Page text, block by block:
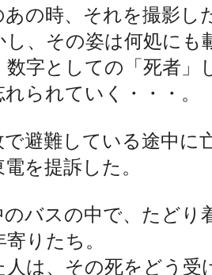
あの時、それを撮影
し、その姿は何処にも
数字としての「死者」
られていく・・・。
で避難している途中に
を提訴した。
のバスの中で、たどり
りたち。
人は、その死をどう受